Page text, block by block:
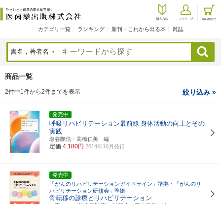
カテゴリ一覧 ランキング 新刊・これから出る本 雑誌
検索
商品一覧
2件中1件から2件までを表示 絞り込み »
発売中
呼吸リハビリテーション最前線 身体活動の向上とその
実践
塩谷隆信・高橋仁美 編
定価 4,180円 2014年10月発行
発売中
「がんのリハビリテーションガイドライン」準拠・「がんのリ
ハビリテーション研修会」準拠
骨転移の診療とリハビリテーション